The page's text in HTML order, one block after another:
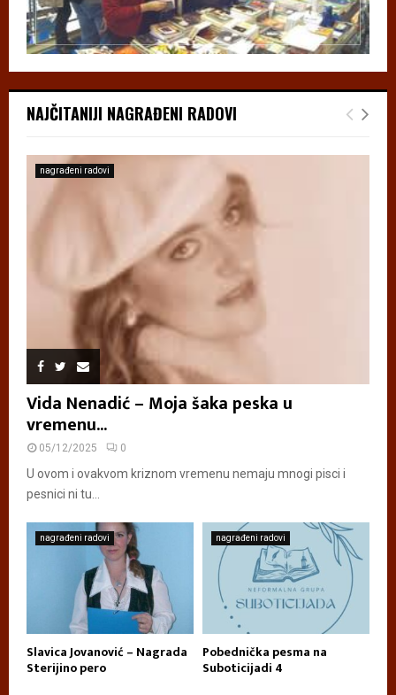
NAJČITANIJI NAGRAĐENI RADOVI
nagrađeni radovi
Vida Nenadić – Moja šaka peska u
vremenu...
05/12/2025 0
U ovom i ovakvom kriznom vremenu nemaju mnogi pisci i
pesnici ni tu...
nagrađeni radovi
Slavica Jovanović – Nagrada
Sterijino pero
nagrađeni radovi
Pobednička pesma na
Suboticijadi 4